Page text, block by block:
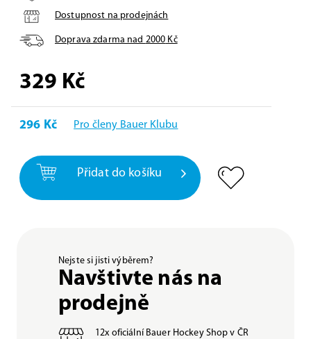
Dostupnost na prodejnách
Doprava zdarma nad 2000 Kč
329 Kč
296 Kč Pro členy Bauer Klubu
Přidat do košíku
Nejste si jisti výběrem?
Navštivte nás na
prodejně
12x oficiální Bauer Hockey Shop v ČR